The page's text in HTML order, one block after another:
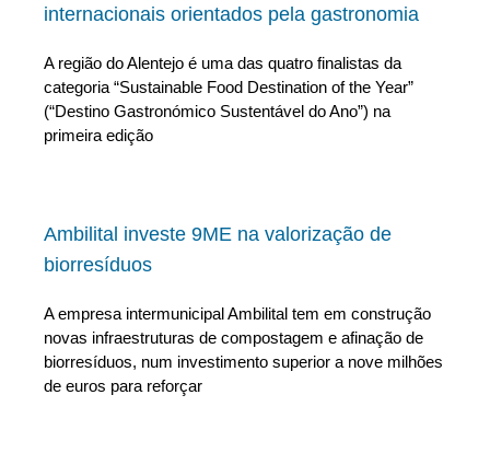
internacionais orientados pela gastronomia
A região do Alentejo é uma das quatro finalistas da
categoria “Sustainable Food Destination of the Year”
(“Destino Gastronómico Sustentável do Ano”) na
primeira edição
Ambilital investe 9ME na valorização de
biorresíduos
A empresa intermunicipal Ambilital tem em construção
novas infraestruturas de compostagem e afinação de
biorresíduos, num investimento superior a nove milhões
de euros para reforçar